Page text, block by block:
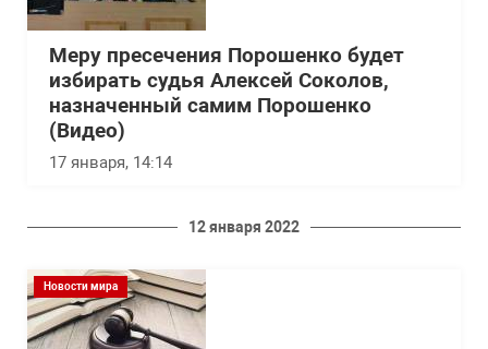
Меру пресечения Порошенко будет
избирать судья Алексей Соколов,
назначенный самим Порошенко
(Видео)
17 января, 14:14
12 января 2022
Новости мира